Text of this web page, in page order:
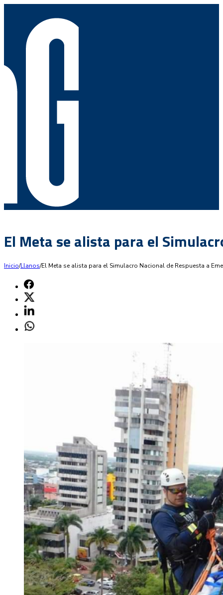
El Meta se alista para el
Inicio/Llanos/El Meta se alista para el Simulacro Nacional de Respuesta a